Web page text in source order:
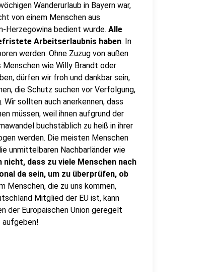
Wanderurlaub in Bayern war,
von einem Menschen aus
Herzegowina bedient wurde. Alle
Arbeitserlaubnis haben. In
werden. Ohne Zuzug von außen
Menschen wie Willy Brandt oder
dürfen wir froh und dankbar sein,
die Schutz suchen vor Verfolgung,
sollten auch anerkennen, dass
müssen, weil ihnen aufgrund der
buchstäblich zu heiß in ihrer
werden. Die meisten Menschen
unmittelbaren Nachbarländer wie
nicht, dass zu viele Menschen nach
da sein, um zu überprüfen, ob
Menschen, die zu uns kommen,
Mitglied der EU ist, kann
der Europäischen Union geregelt
aufgeben!